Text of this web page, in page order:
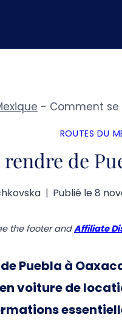
- Comment se
ROUTES DU
de
Publié le8
the footer andAffiliate
Puebla à
voiture de